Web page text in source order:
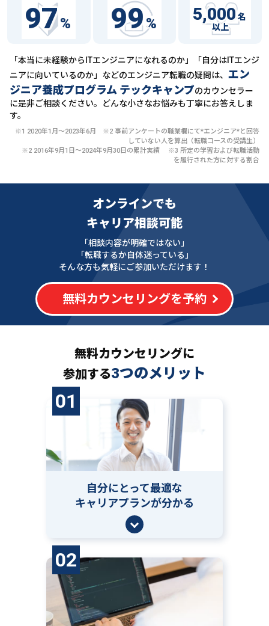
97% 99% 5,000 名
以上
「本当に未経験からITエンジニアになれるのか」「自分はITエンジ
ニアに向いているのか」などのエンジニア転職の疑問は、 エン
ジニア養成プログラム テックキャンプのカウンセラー
に是非ご相談ください。どんな小さなお悩みも丁寧にお答えしま
す。
※1 2020年1月〜2023年6月 ※2 事前アンケートの職業欄にて*エンジニア*と回答
していない人を算出（転職コースの受講生）
※2 2016年9月1日〜2024年9月30日の累計実績 ※3 所定の学習および転職活動
を履行された方に対する割合
オンラインでも
キャリア相談可能
「相談内容が明確ではない」
「転職するか自体迷っている」
そんな方も気軽にご参加いただけます！
無料カウンセリングを予約
無料カウンセリングに
参加する3つのメリット
01
自分にとって最適な
キャリアプランが分かる
02